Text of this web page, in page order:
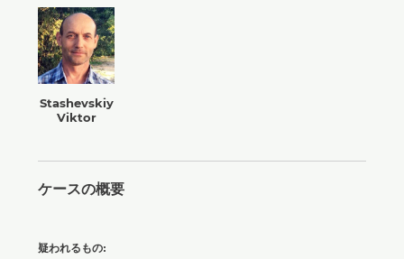
Stashevskiy
Viktor
ケースの概要
疑われるもの: